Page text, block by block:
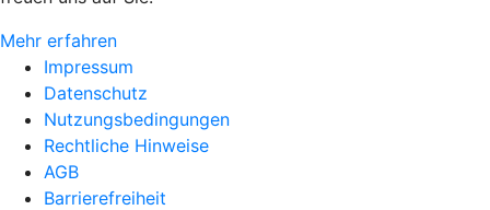
Mehr erfahren
Impressum
Datenschutz
Nutzungsbedingungen
Rechtliche Hinweise
AGB
Barrierefreiheit